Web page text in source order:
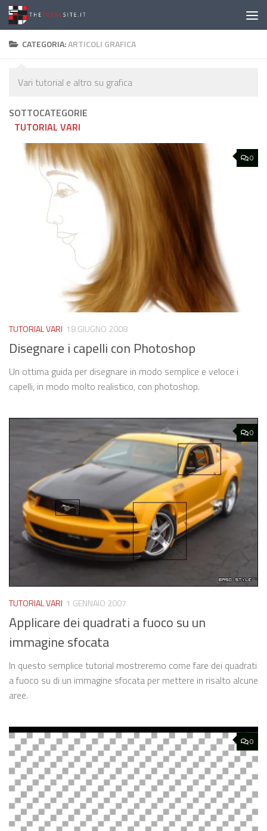
Salta al contenuto
CATEGORIA:ARTICOLI GRAFICA
Vari tutorial e altro su grafica
SOTTOCATEGORIE
TUTORIAL VARI
0
TUTORIAL VARI 18 GIUGNO 2008
Disegnare i capelli con Photoshop
Un ottima guida per disegnare in modo semplice e veloce i
capelli, in modo molto realistico, con photoshop.
0
TUTORIAL VARI 1 GENNAIO 2007
Applicare dei quadrati a fuoco su un
immagine sfocata
In questo semplice tutorial mostreremo come fare dei quadrati
a fuoco su di un immagine sfocata per mettere in risalto alcune
aree.
0